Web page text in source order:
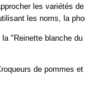
les variétés
les noms, la
"Reinette blanche
de pommes